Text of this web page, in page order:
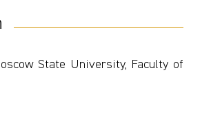
State University, Faculty of